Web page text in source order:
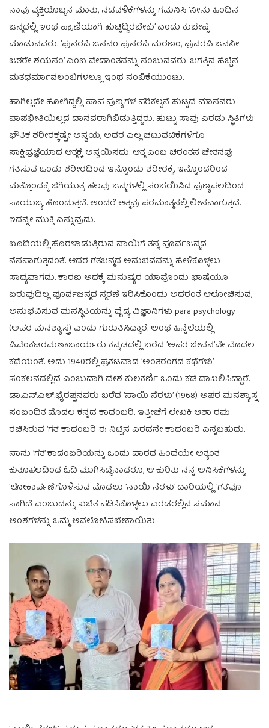
ನಾವು ವ್ಯಕ್ತಿಯೊಬ್ಬನ ಮಾತು, ನಡವಳಿಕೆಗಳನ್ನು ಗಮನಿಸಿ ’ನೀನು ಹಿಂದಿನ
ಜನ್ಮದಲ್ಲಿ ಇಂಥ ಪ್ರಾಣಿಯಾಗಿ ಹುಟ್ಟಿದ್ದಿರಬೇಕು’ ಎಂದು ಕುಚೇಷ್ಟೆ
ಮಾಡುವವರು. ’ಪುನರಪಿ ಜನನಂ ಪುನರಪಿ ಮರಣಂ, ಪುನರಪಿ ಜನನೀ
ಜಠರೇ ಶಯನಂ’ ಎಂಬ ವೇದಾಂತವನ್ನು ನಂಬುವವರು. ಜಗತ್ತಿನ ಹೆಚ್ಚಿನ
ಮತಧರ್ಮಾವಲಂಬಿಗಳಲ್ಲೂ ಇಂಥ ನಂಬಿಕೆಯುಂಟು.
ಹಾಗಿಲ್ಲದೇ ಹೋಗಿದ್ದಲ್ಲಿ, ಪಾಪ ಪುಣ್ಯಗಳ ಪರಿಕಲ್ಪನೆ ಹುಟ್ಟದೆ ಮಾನವರು
ಪಾಪಭೀತಿಯಿಲ್ಲದ ದಾನವರಾಗಿಬಿಡುತ್ತಿದ್ದರು. ಹುಟ್ಟು ಸಾವು ಎರಡು ಸ್ಥಿತಿಗಳು
ಭೌತಿಕ ಶರೀರಕ್ಕಷ್ಟೇ ಅನ್ವಯ, ಅದರ ಎಲ್ಲ ಚಟುವಟಿಕೆಗಳಿಗೂ
ಸಾಕ್ಷಿಪ್ರಜ್ಞೆಯಾದ ಆತ್ಮಕ್ಕೆ ಅನ್ವಯಿಸದು. ಆತ್ಮ ಎಂಬ ಚಿರಂತನ ಚೇತನವು
ಗತಿಸುವ ಒಂದು ಶರೀರದಿಂದ ಇನ್ನೊಂದು ಶರೀರಕ್ಕೆ, ಇನ್ನೊಂದರಿಂದ
ಮತ್ತೊಂದಕ್ಕೆ ಜಿಗಿಯುತ್ತ, ಹಲವು ಜನ್ಮಗಳಲ್ಲಿ ಸಂಚಯಿಸಿದ ಪುಣ್ಯಫಲದಿಂದ
ಸಾಯುಜ್ಯ ಹೊಂದುತ್ತದೆ. ಅಂದರೆ ಆತ್ಮವು ಪರಮಾತ್ಮನಲ್ಲಿ ಲೀನವಾಗುತ್ತದೆ.
ಇದನ್ನೇ ಮುಕ್ತಿ ಎನ್ನುವುದು.
ಬೂದಿಯಲ್ಲಿ ಹೊರಳಾಡುತ್ತಿರುವ ನಾಯಿಗೆ ತನ್ನ ಪೂರ್ವಜನ್ಮದ
ನೆನಪಾಗುತ್ತದಂತೆ. ಆದರೆ ಗತಜನ್ಮದ ಅನುಭವವನ್ನು ಹೇಳಿಕೊಳ್ಳಲು
ಸಾಧ್ಯವಾಗದು. ಕಾರಣ ಅದಕ್ಕೆ ಮನುಷ್ಯರ ಯಾವೊಂದು ಭಾಷೆಯೂ
ಬರುವುದಿಲ್ಲ. ಪೂರ್ವಜನ್ಮದ ಸ್ಮರಣೆ ಇರಿಸಿಕೊಂಡು ಅದರಂತೆ ಆಲೋಚಿಸುವ,
ಅನುಭವಿಸುವ ಮನಸ್ಥಿತಿಯನ್ನು ವೈದ್ಯ ವಿಜ್ಞಾನಿಗಳು para psychology
(ಅಪರ ಮನಶ್ಯಾಸ್ತ್ರ) ಎಂದು ಗುರುತಿಸಿದ್ದಾರೆ. ಅಂಥ ಹಿನ್ನೆಲೆಯಲ್ಲಿ
ಪಿ.ವೆಂಕಟರಮಣಾಚಾರ್ಯರು ಕನ್ನಡದಲ್ಲಿ ಬರೆದ ’ಅಪರ ಜೀವನ’ವೇ ಮೊದಲ
ಕಥೆಯಂತೆ. ಅದು 1940ರಲ್ಲಿ ಪ್ರಕಟವಾದ ’ಅಂತರಂಗದ ಕಥೆಗಳು’
ಸಂಕಲನದಲ್ಲಿದೆ ಎಂಬುದಾಗಿ ದೇಶ ಕುಲಕರ್ಣಿ ಒಂದು ಕಡೆ ದಾಖಲಿಸಿದ್ದಾರೆ.
ಡಾ.ಎಸ್.ಎಲ್.ಭೈರಪ್ಪನವರು ಬರೆದ ’ನಾಯಿ ನೆರಳು’ (1968) ಅಪರ ಮನಶ್ಯಾಸ್ತ್ರ
ಸಂಬಂಧಿತ ಮೊದಲ ಕನ್ನಡ ಕಾದಂಬರಿ. ಇತ್ತೀಚೆಗೆ ಲೇಖಕಿ ಆಶಾ ರಘು
ರಚಿಸಿರುವ ’ಗತ’ ಕಾದಂಬರಿ ಈ ನಿಟ್ಟಿನ ಎರಡನೇ ಕಾದಂಬರಿ ಎನ್ನಬಹುದು.
ನಾನು ’ಗತ’ ಕಾದಂಬರಿಯನ್ನು ಒಂದು ವಾರದ ಹಿಂದೆಯೇ ಅತ್ಯಂತ
ಕುತೂಹಲದಿಂದ ಓದಿ ಮುಗಿಸಿದ್ದೆನಾದರೂ, ಆ ಕುರಿತು ನನ್ನ ಅನಿಸಿಕೆಗಳನ್ನು
’ಲೋಕಾರ್ಪಣೆ’ಗೊಳಿಸುವ ಮೊದಲು ’ನಾಯಿ ನೆರಳು’ ದಾರಿಯಲ್ಲಿ ’ಗತ’ವೂ
ಸಾಗಿದೆ ಎಂಬುದನ್ನು ಖಚಿತ ಪಡಿಸಿಕೊಳ್ಳಲು ಎರಡರಲ್ಲಿನ ಸಮಾನ
ಅಂಶಗಳನ್ನು ಒಮ್ಮೆ ಅವಲೋಕಿಸಬೇಕಾಯಿತು.